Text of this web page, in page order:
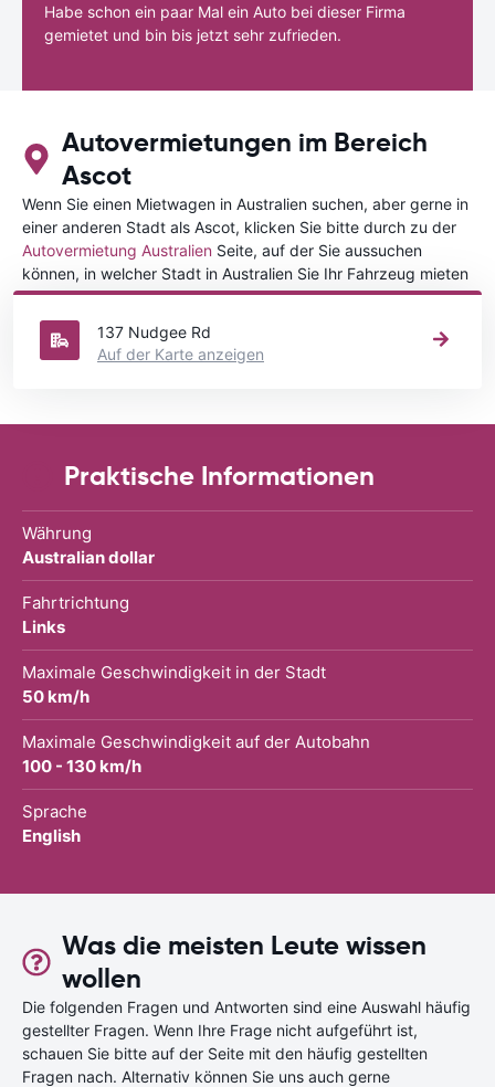
Habe schon ein paar Mal ein Auto bei dieser Firma
gemietet und bin bis jetzt sehr zufrieden.
Autovermietungen im Bereich
Ascot
Wenn Sie einen Mietwagen in Australien suchen, aber gerne in
einer anderen Stadt als Ascot, klicken Sie bitte durch zu der
Autovermietung Australien Seite, auf der Sie aussuchen
können, in welcher Stadt in Australien Sie Ihr Fahrzeug mieten
wollen.
137 Nudgee Rd
Auf der Karte anzeigen
Praktische Informationen
Währung
Australian dollar
Fahrtrichtung
Links
Maximale Geschwindigkeit in der Stadt
50 km/h
Maximale Geschwindigkeit auf der Autobahn
100 - 130 km/h
Sprache
English
Was die meisten Leute wissen
wollen
Die folgenden Fragen und Antworten sind eine Auswahl häufig
gestellter Fragen. Wenn Ihre Frage nicht aufgeführt ist,
schauen Sie bitte auf der Seite mit den häufig gestellten
Fragen nach. Alternativ können Sie uns auch gerne